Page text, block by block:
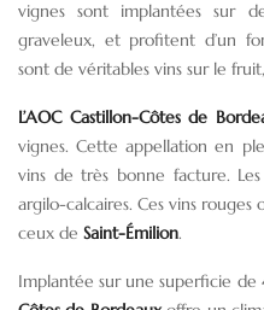
vignes sont implantées sur
graveleux, et profitent d’un
sont de véritables vins sur le
L’AOC Castillon-Côtes de
vignes. Cette appellation en
vins de très bonne facture.
argilo-calcaires. Ces vins
ceux de Saint-Émilion.
Implantée sur une superficie de